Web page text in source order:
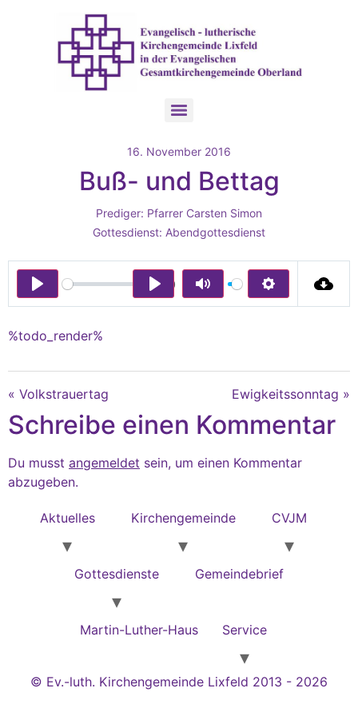
16. November 2016
Buß- und Bettag
Prediger: Pfarrer Carsten Simon
Gottesdienst: Abendgottesdienst
Play
00:00
Mute Settings
Play
%todo_render%
« Volkstrauertag Ewigkeitssonntag »
Schreibe einen Kommentar
Du musst angemeldet sein, um einen Kommentar
abzugeben.
Aktuelles Kirchengemeinde CVJM
Gottesdienste Gemeindebrief
Martin-Luther-Haus Service
© Ev.-luth. Kirchengemeinde Lixfeld 2013 - 2026